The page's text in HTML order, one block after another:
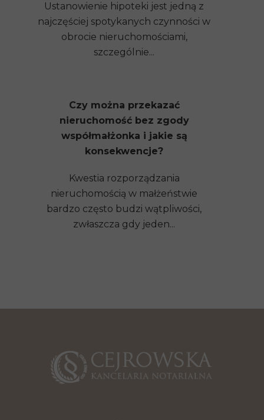
Ustanowienie hipoteki jest jedną z
najczęściej spotykanych czynności w
obrocie nieruchomościami,
szczególnie...
Czy można przekazać
nieruchomość bez zgody
współmałżonka i jakie są
konsekwencje?
Kwestia rozporządzania
nieruchomością w małżeństwie
bardzo często budzi wątpliwości,
zwłaszcza gdy jeden...